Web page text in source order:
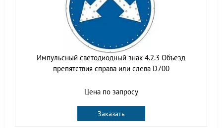
Импульсный светодиодный знак 4.2.3 Объезд
препятствия справа или слева D700
Цена по запросу
Заказать